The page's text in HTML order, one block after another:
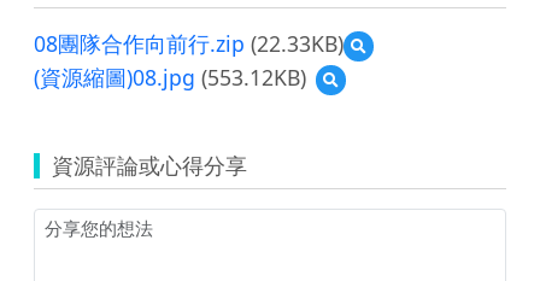
08團隊合作向前行.zip (22.33KB)
預
覽
向
(資源縮圖)08.jpg (553.12KB)
預
覽
圖)08.jpg
資源評論或心得分享